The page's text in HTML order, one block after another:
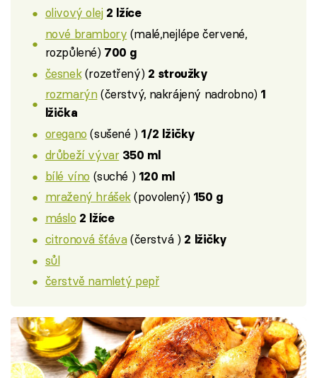
olivový olej 2 lžíce
nové brambory (malé,nejlépe červené,
rozpůlené) 700 g
česnek(rozetřený) 2 stroužky
rozmarýn(čerstvý, nakrájený nadrobno) 1
lžička
oregano (sušené ) 1/2 lžičky
drůbeží vývar 350 ml
bílé víno (suché ) 120 ml
mražený hrášek(povolený) 150 g
máslo 2 lžíce
citronová šťáva(čerstvá ) 2 lžičky
sůl
čerstvě namletý pepř